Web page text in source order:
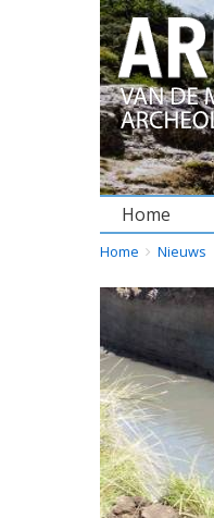
Home
YOU
HERE:
Home Nieuws